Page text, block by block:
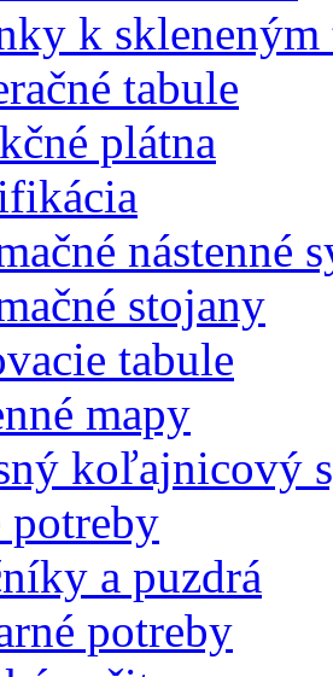
k skleneným
tabule
plátna
nástenné
stojany
tabule
mapy
koľajnicový
potreby
a puzdrá
potreby